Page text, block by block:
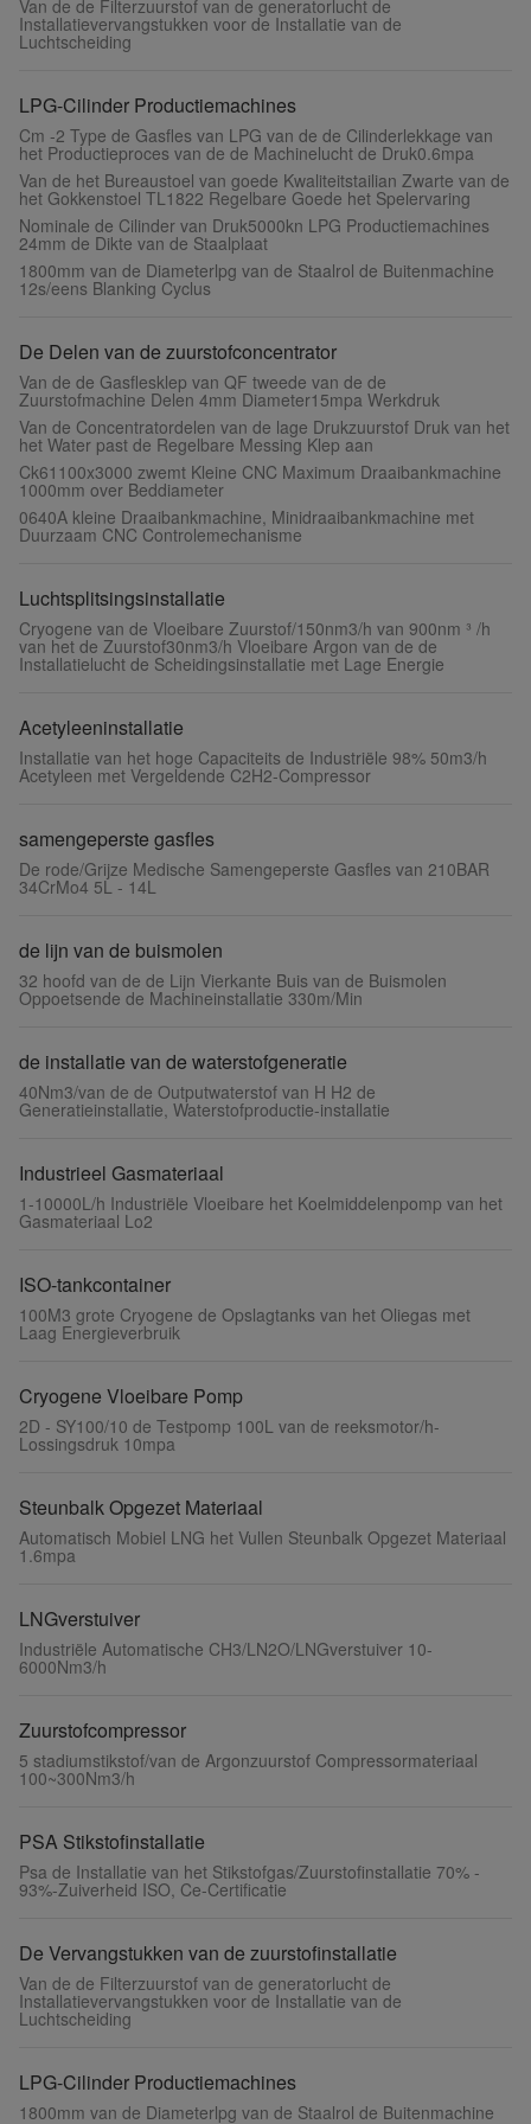
Van de de Filterzuurstof van de generatorlucht de
Installatievervangstukken voor de Installatie van de
Luchtscheiding
LPG-Cilinder Productiemachines
Cm -2 Type de Gasfles van LPG van de de Cilinderlekkage van
het Productieproces van de de Machinelucht de Druk0.6mpa
Van de het Bureaustoel van goede Kwaliteitstailian Zwarte van de
het Gokkenstoel TL1822 Regelbare Goede het Spelervaring
Nominale de Cilinder van Druk5000kn LPG Productiemachines
24mm de Dikte van de Staalplaat
1800mm van de Diameterlpg van de Staalrol de Buitenmachine
12s/eens Blanking Cyclus
De Delen van de zuurstofconcentrator
Van de de Gasflesklep van QF tweede van de de
Zuurstofmachine Delen 4mm Diameter15mpa Werkdruk
Van de Concentratordelen van de lage Drukzuurstof Druk van het
het Water past de Regelbare Messing Klep aan
Ck61100x3000 zwemt Kleine CNC Maximum Draaibankmachine
1000mm over Beddiameter
0640A kleine Draaibankmachine, Minidraaibankmachine met
Duurzaam CNC Controlemechanisme
Luchtsplitsingsinstallatie
Cryogene van de Vloeibare Zuurstof/150nm3/h van 900nm ³ /h
van het de Zuurstof30nm3/h Vloeibare Argon van de de
Installatielucht de Scheidingsinstallatie met Lage Energie
Acetyleeninstallatie
Installatie van het hoge Capaciteits de Industriële 98% 50m3/h
Acetyleen met Vergeldende C2H2-Compressor
samengeperste gasfles
De rode/Grijze Medische Samengeperste Gasfles van 210BAR
34CrMo4 5L - 14L
de lijn van de buismolen
32 hoofd van de de Lijn Vierkante Buis van de Buismolen
Oppoetsende de Machineinstallatie 330m/Min
de installatie van de waterstofgeneratie
40Nm3/van de de Outputwaterstof van H H2 de
Generatieinstallatie, Waterstofproductie-installatie
Industrieel Gasmateriaal
1-10000L/h Industriële Vloeibare het Koelmiddelenpomp van het
Gasmateriaal Lo2
ISO-tankcontainer
100M3 grote Cryogene de Opslagtanks van het Oliegas met
Laag Energieverbruik
Cryogene Vloeibare Pomp
2D - SY100/10 de Testpomp 100L van de reeksmotor/h-
Lossingsdruk 10mpa
Steunbalk Opgezet Materiaal
Automatisch Mobiel LNG het Vullen Steunbalk Opgezet Materiaal
1.6mpa
LNGverstuiver
Industriële Automatische CH3/LN2O/LNGverstuiver 10-
6000Nm3/h
Zuurstofcompressor
5 stadiumstikstof/van de Argonzuurstof Compressormateriaal
100~300Nm3/h
PSA Stikstofinstallatie
Psa de Installatie van het Stikstofgas/Zuurstofinstallatie 70% -
93%-Zuiverheid ISO, Ce-Certificatie
De Vervangstukken van de zuurstofinstallatie
Van de de Filterzuurstof van de generatorlucht de
Installatievervangstukken voor de Installatie van de
Luchtscheiding
LPG-Cilinder Productiemachines
1800mm van de Diameterlpg van de Staalrol de Buitenmachine